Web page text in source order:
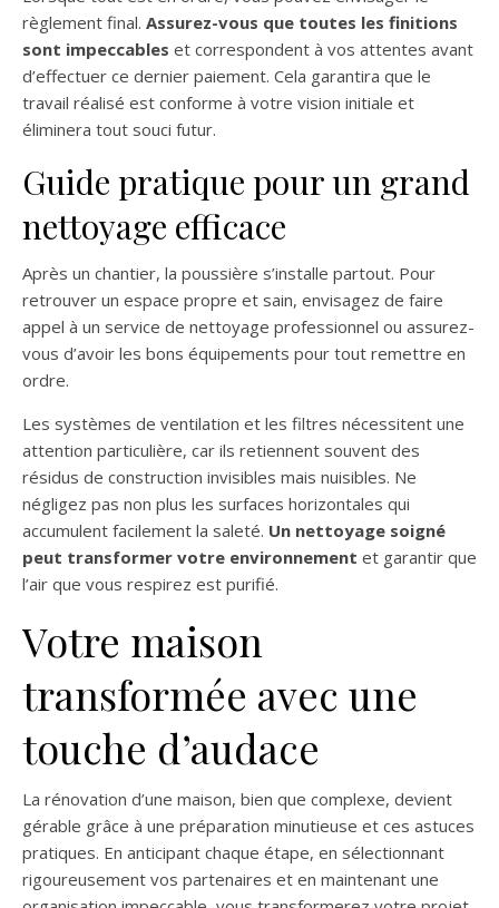
règlement final. Assurez-vous que toutes les finitions
sont impeccables et correspondent à vos attentes avant
d’effectuer ce dernier paiement. Cela garantira que le
travail réalisé est conforme à votre vision initiale et
éliminera tout souci futur.
Guide pratique pour un grand
nettoyage efficace
Après un chantier, la poussière s’installe partout. Pour
retrouver un espace propre et sain, envisagez de faire
appel à un service de nettoyage professionnel ou assurez-
vous d’avoir les bons équipements pour tout remettre en
ordre.
Les systèmes de ventilation et les filtres nécessitent une
attention particulière, car ils retiennent souvent des
résidus de construction invisibles mais nuisibles. Ne
négligez pas non plus les surfaces horizontales qui
accumulent facilement la saleté. Un nettoyage soigné
peut transformer votre environnement et garantir que
l’air que vous respirez est purifié.
Votre maison
transformée avec une
touche d’audace
La rénovation d’une maison, bien que complexe, devient
gérable grâce à une préparation minutieuse et ces astuces
pratiques. En anticipant chaque étape, en sélectionnant
rigoureusement vos partenaires et en maintenant une